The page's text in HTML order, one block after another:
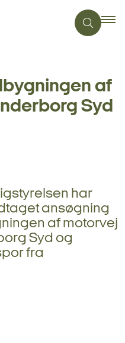
af
Syd
har
ansøgning
af motorvej
Syd og
fra